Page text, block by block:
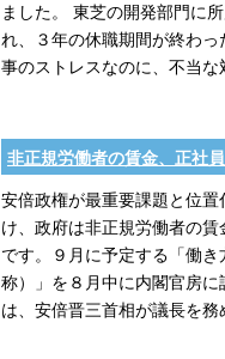
ました。 東芝の開発部門に
れ、３年の休職期間が終わ
事のストレスなのに、不当な
非正規労働者の賃金、正社
安倍政権が最重要課題と位
け、政府は非正規労働者の
です。９月に予定する「働
称）」を８月中に内閣官房
は、安倍晋三首相が議長を